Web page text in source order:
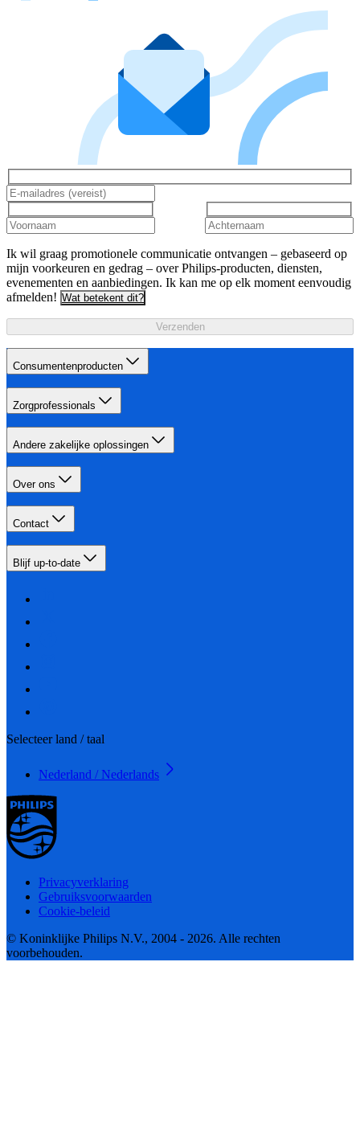
Ik wil graag promotionele communicatie ontvangen – gebaseerd op
mijn voorkeuren en gedrag – over Philips-producten, diensten,
evenementen en aanbiedingen. Ik kan me op elk moment eenvoudig
afmelden! Wat betekent dit?
Verzenden
Consumentenproducten
Zorgprofessionals
Andere zakelijke oplossingen
Over ons
Contact
Blijf up-to-date
Selecteer land / taal
Nederland / Nederlands
Privacyverklaring
Gebruiksvoorwaarden
Cookie-beleid
© Koninklijke Philips N.V., 2004 - 2026. Alle rechten
voorbehouden.